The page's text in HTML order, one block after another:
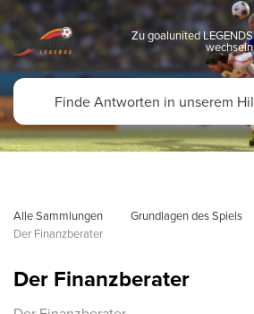
Zu goalunited LEGENDS
wechseln
Alle Sammlungen Grundlagen des Spiels
Der Finanzberater
Der Finanzberater